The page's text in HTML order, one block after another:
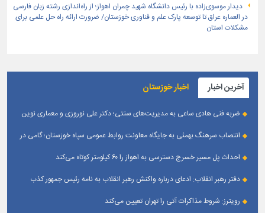
دیدار موسوی‌زاده با رئیس دانشگاه شهید چمران اهواز؛ از راه‌اندازی رشته زبان فارسی
در العماره عراق تا توسعه پارک علم و فناوری خوزستان/ ضرورت ارائه راه حل علمی برای
مشکلات استان
آخرین اخبار اخبار خوزستان
ضربه فنی هادی ساعی به مدیریت‌های سنتی؛ دکتر علی نوروزی و معماری نوین
انتصاب سرهنگ بهمئی به جایگاه معاونت روابط عمومی سپاه خوزستان؛ گامی در
احداث پل مسیر خسرج دسترسی به اهواز را ۶۰ کیلومتر کوتاه می‌کند
دفتر رهبر انقلاب: ادعای درباره واکنش رهبر انقلاب به نامه رئیس جمهور کذب
رویترز: شروط مذاکرات آتی را تهران تعیین می‌کند